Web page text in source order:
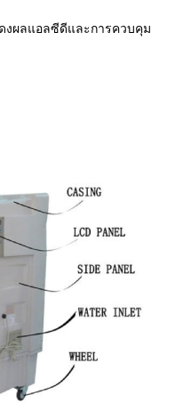
งผลแอลซีดีและการควบคุม